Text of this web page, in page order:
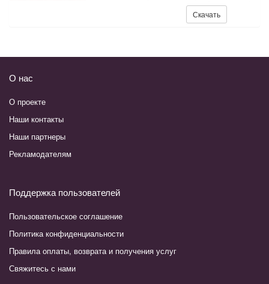
Скачать
О нас
О проекте
Наши контакты
Наши партнеры
Рекламодателям
Поддержка пользователей
Пользовательское соглашение
Политика конфиденциальности
Правила оплаты, возврата и получения услуг
Свяжитесь с нами